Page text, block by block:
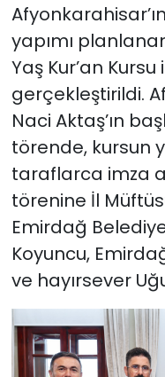
yapımı
Yaş Kur’an
gerçekleştirildi.
Naci Aktaş’ın
törende, kursun
taraflarca imza
törenine İl
Emirdağ
Koyuncu,
ve hayırsever